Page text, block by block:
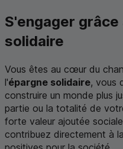
S'engager grâce
solidaire
Vous êtes au cœur du
l'épargne solidaire, vous
construire un monde plus
partie ou la totalité de
forte valeur ajoutée
contribuez directement à